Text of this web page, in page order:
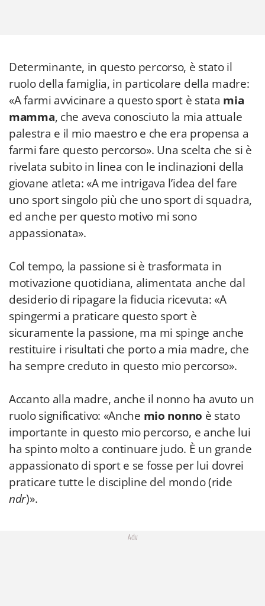
Determinante, in questo percorso, è stato il
ruolo della famiglia, in particolare della madre:
«A farmi avvicinare a questo sport è stata mia
mamma, che aveva conosciuto la mia attuale
palestra e il mio maestro e che era propensa a
farmi fare questo percorso». Una scelta che si è
rivelata subito in linea con le inclinazioni della
giovane atleta: «A me intrigava l’idea del fare
uno sport singolo più che uno sport di squadra,
ed anche per questo motivo mi sono
appassionata».
Col tempo, la passione si è trasformata in
motivazione quotidiana, alimentata anche dal
desiderio di ripagare la fiducia ricevuta: «A
spingermi a praticare questo sport è
sicuramente la passione, ma mi spinge anche
restituire i risultati che porto a mia madre, che
ha sempre creduto in questo mio percorso».
Accanto alla madre, anche il nonno ha avuto un
ruolo significativo: «Anche mio nonno è stato
importante in questo mio percorso, e anche lui
ha spinto molto a continuare judo. È un grande
appassionato di sport e se fosse per lui dovrei
praticare tutte le discipline del mondo (ride
ndr)».
Adv